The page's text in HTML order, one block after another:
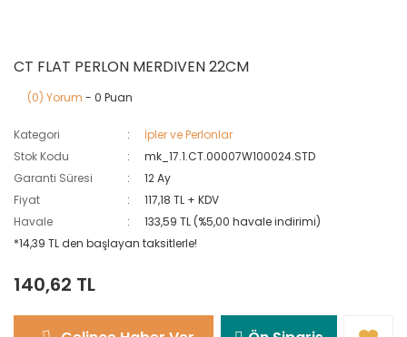
CT FLAT PERLON MERDIVEN 22CM
(0) Yorum - 0 Puan
Kategori
İpler ve Perlonlar
Stok Kodu
mk_17.1.CT.00007W100024.STD
Garanti Süresi
12 Ay
Fiyat
117,18 TL + KDV
Havale
133,59 TL (%5,00 havale indirimi)
*14,39 TL den başlayan taksitlerle!
140,62 TL